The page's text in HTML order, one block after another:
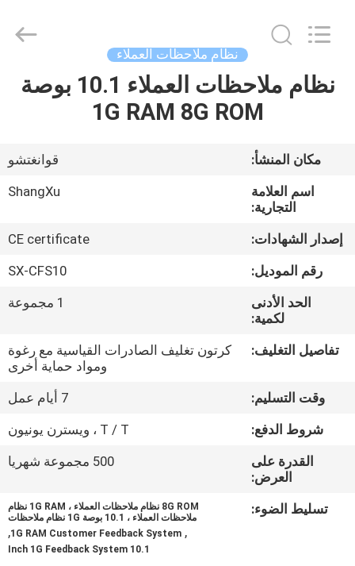
الصفحة
منتجات
معلومات
عنا
جولة
المعمل
مراقبة
الجودة
اتصل
Technology
Co.,Ltd.
نظام ملاحظات العملاء
نظام ملاحظات العملاء 10.1 بوصة
1G RAM 8G ROM
مكان المنشأ:
قوانغتشو
اسم العلامة
التجارية:
ShangXu
إصدار الشهادات:
CE certificate
رقم الموديل:
SX-CFS10
الحد الأدنى
لكمية:
1 مجموعة
تفاصيل التغليف:
كرتون تغليف الصادرات القياسية مع رغوة
ومواد حماية أخرى
وقت التسليم:
7 أيام عمل
شروط الدفع:
T / T ، ويسترن يونيون
القدرة على
العرض:
500 مجموعة شهريا
تسليط الضوء:
8G ROM نظام ملاحظات العملاء ، 1G RAM نظام
ملاحظات العملاء ، 10.1 بوصة 1G نظام ملاحظات
,
1G RAM Customer Feedback System
,
10.1 Inch 1G Feedback System